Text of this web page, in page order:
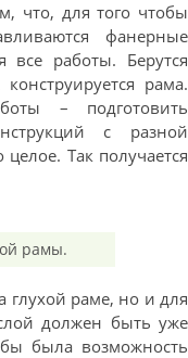
что, для того чтобы
фанерные
работы. Берутся
рама.
– подготовить
с разной
Так получается
рамы.
глухой раме, но и для
должен быть уже
была возможность